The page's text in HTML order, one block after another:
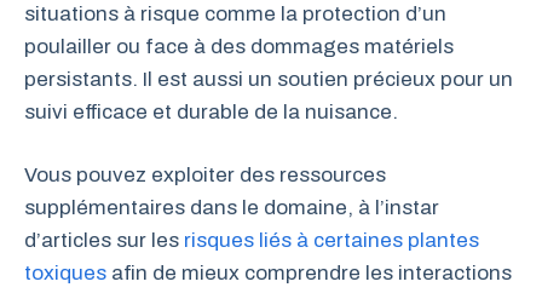
situations à risque comme la protection d’un
poulailler ou face à des dommages matériels
persistants. Il est aussi un soutien précieux pour un
suivi efficace et durable de la nuisance.
Vous pouvez exploiter des ressources
supplémentaires dans le domaine, à l’instar
d’articles sur les risques liés à certaines plantes
toxiques afin de mieux comprendre les interactions